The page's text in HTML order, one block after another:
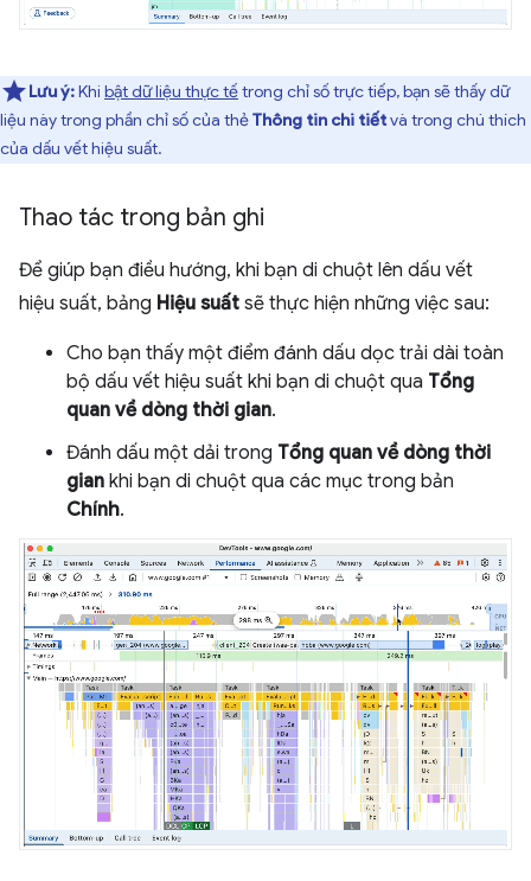
Lưu ý:Khi bật dữ liệu thực tếtrong chỉ số trực tiếp, bạn sẽ thấy dữ
liệu này trong phần chỉ số của thẻThông tin chi tiếtvà trong chú thích
của dấu vết hiệu suất.
Thao tác trong bản ghi
Để giúp bạn điều hướng, khi bạn di chuột lên dấu vết
hiệu suất, bảng Hiệu suất sẽ thực hiện những việc sau:
Cho bạn thấy một điểm đánh dấu dọc trải dài toàn
bộ dấu vết hiệu suất khi bạn di chuột qua Tổng
quan về dòng thời gian.
Đánh dấu một dải trong Tổng quan về dòng thời
gian khi bạn di chuột qua các mục trong bản
Chính.